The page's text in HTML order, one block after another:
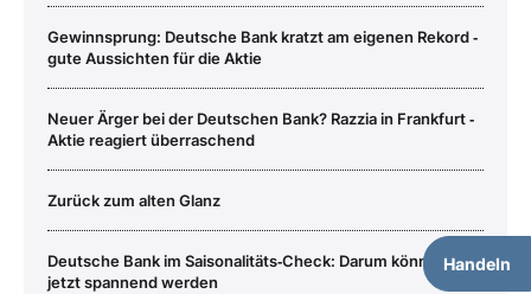
Handeln
Gewinnsprung: Deutsche Bank kratzt am eigenen Rekord ‑
gute Aussichten für die Aktie
Neuer Ärger bei der Deutschen Bank? Razzia in Frankfurt ‑
Aktie reagiert überraschend
Zurück zum alten Glanz
Deutsche Bank im Saisonalitäts‑Check: Darum könnte es
jetzt spannend werden